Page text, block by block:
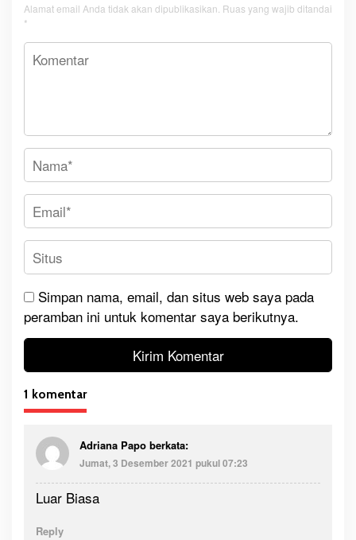
Alamat email Anda tidak akan dipublikasikan. Ruas yang wajib ditandai
*
Simpan nama, email, dan situs web saya pada
peramban ini untuk komentar saya berikutnya.
1 komentar
Adriana Papo berkata:
Jumat, 3 Desember 2021 pukul 07:23
Luar Biasa
Reply